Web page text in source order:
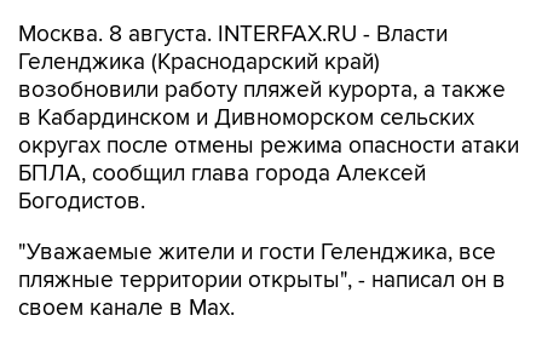
Москва. 8 августа. INTERFAX.RU - Власти
Геленджика (Краснодарский край)
возобновили работу пляжей курорта, а также
в Кабардинском и Дивноморском сельских
округах после отмены режима опасности атаки
БПЛА, сообщил глава города Алексей
Богодистов.
"Уважаемые жители и гости Геленджика, все
пляжные территории открыты", - написал он в
своем канале в Max.